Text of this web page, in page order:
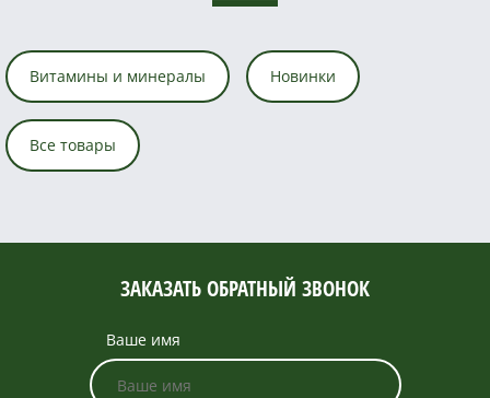
Витамины и минералы Новинки
Все товары
ЗАКАЗАТЬ ОБРАТНЫЙ ЗВОНОК
Ваше имя